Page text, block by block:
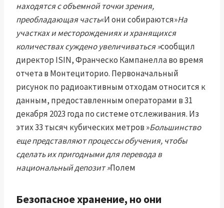
находятся с объемной точки зрения,
преобладающая часть«И они собираются»На
участках и месторождениях и хранящихся
количествах суждено увеличиваться »сообщил
директор ISIN, Франческо Кампанелла во время
отчета в Монтециторио. Первоначальный
рисунок по радиоактивным отходам относится к
данным, предоставленным операторами в 31
декабря 2023 года по системе отслеживания. Из
этих 33 тысяч кубических метров »Большинство
еще представляют процессы обучения, чтобы
сделать их пригодными для перевода в
национальный депозит »Полем
Безопасное хранение, но они